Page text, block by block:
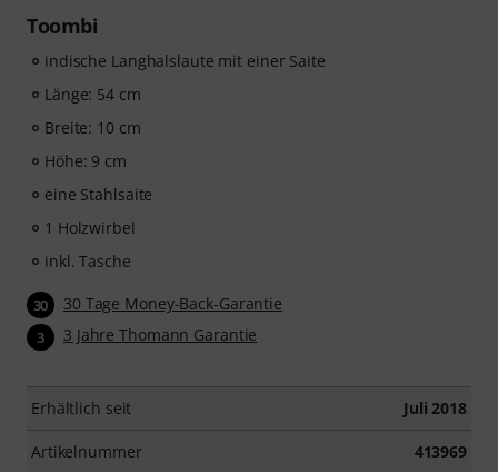
Toombi
indische Langhalslaute mit einer Saite
Länge: 54 cm
Breite: 10 cm
Höhe: 9 cm
eine Stahlsaite
1 Holzwirbel
inkl. Tasche
30 30 Tage Money-Back-Garantie
3 3 Jahre Thomann Garantie
Erhältlich seit Juli 2018
Artikelnummer 413969